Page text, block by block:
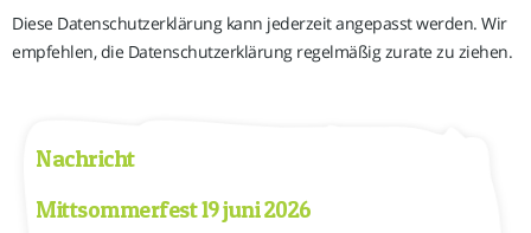
Diese Datenschutzerklärung kann jederzeit angepasst werden. Wir
empfehlen, die Datenschutzerklärung regelmäßig zurate zu ziehen.
Nachricht
Mittsommerfest 19 juni 2026